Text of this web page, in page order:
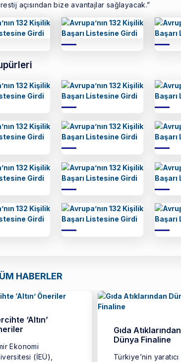
açısından bize avantajlar sağlayacak.”
HABERLER
‘Altın’
Ekonomi
(İEÜ),
Gıda Atıklarından
Dünya Finaline
Türkiye’nin yaratıcı